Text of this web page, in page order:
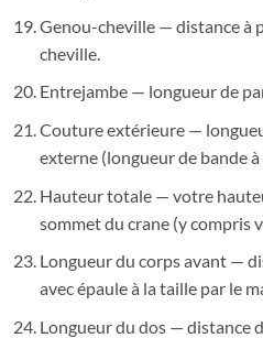
Genou-cheville — distance à
cheville.
Entrejambe — longueur de
Couture extérieure —
externe (longueur de bande à
Hauteur totale — votre
sommet du crane (y compris
Longueur du corps avant —
avec épaule à la taille par le
Longueur du dos — distance